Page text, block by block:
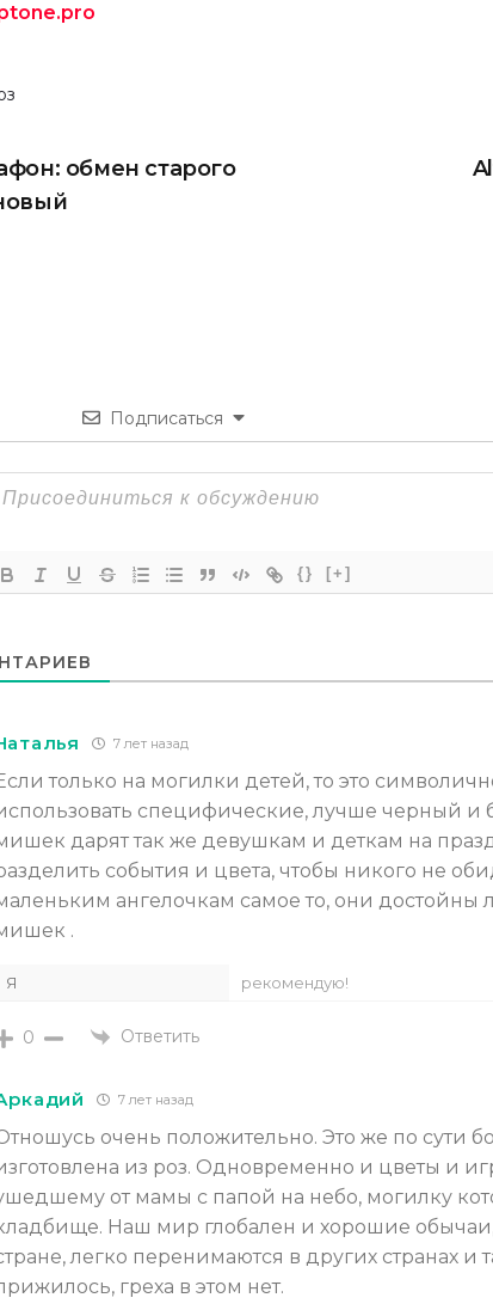
обмен старого
Подписаться
{} [+]
7 лет назад
только на могилки детей, то это
специфические, лучше черный и
дарят так же девушкам и деткам на
события и цвета, чтобы никого не
ангелочкам самое то, они достойны
.
Я рекомендую!
0 Ответить
7 лет назад
очень положительно. Это же по сути
из роз. Одновременно и цветы и
от мамы с папой на небо, могилку
Наш мир глобален и хорошие
легко перенимаются в других странах и
греха в этом нет.